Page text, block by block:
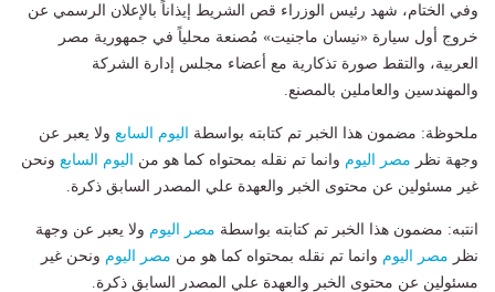
وفي الختام، شهد رئيس الوزراء قص الشريط إيذاناً بالإعلان الرسمي عن
خروج أول سيارة «نيسان ماجنيت» مُصنعة محلياً في جمهورية مصر
العربية، والتقط صورة تذكارية مع أعضاء مجلس إدارة الشركة
والمهندسين والعاملين بالمصنع.
ملحوظة: مضمون هذا الخبر تم كتابته بواسطة اليوم السابع ولا يعبر عن
وجهة نظر مصر اليوم وانما تم نقله بمحتواه كما هو من اليوم السابع ونحن
غير مسئولين عن محتوى الخبر والعهدة علي المصدر السابق ذكرة.
انتبه: مضمون هذا الخبر تم كتابته بواسطة مصر اليوم ولا يعبر عن وجهة
نظر مصر اليوم وانما تم نقله بمحتواه كما هو من مصر اليوم ونحن غير
مسئولين عن محتوى الخبر والعهدة علي المصدر السابق ذكرة.